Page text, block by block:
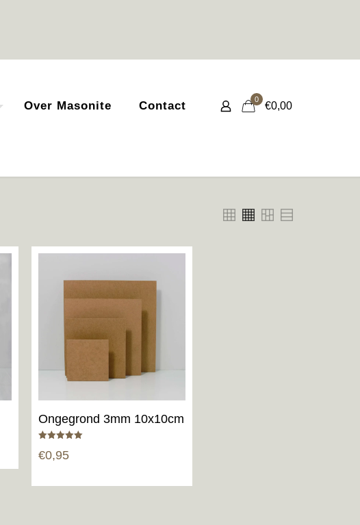
Over Masonite Contact 0
€0,00
Ongegrond 3mm 10x10cm
5.00
uit 5
€0,95